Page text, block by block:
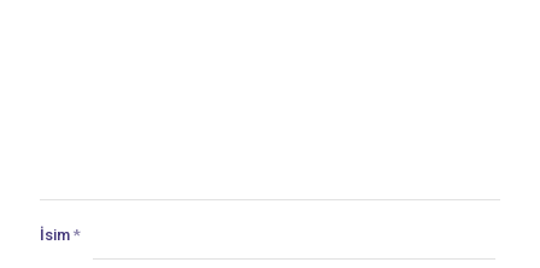
İsim *